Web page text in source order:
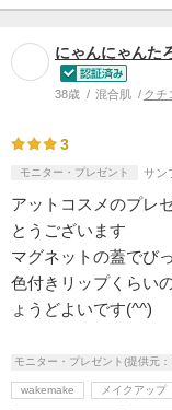
にゃんにゃんた
38歳 混合肌 クチ
3
モニター・プレゼント サン
アットコスメのプレ
とうございます
マグネットの蓋でび
色付きリップくらい
ょうどよいです(^^)
モニター・プレゼント(提供元
wakemake メイクアップ